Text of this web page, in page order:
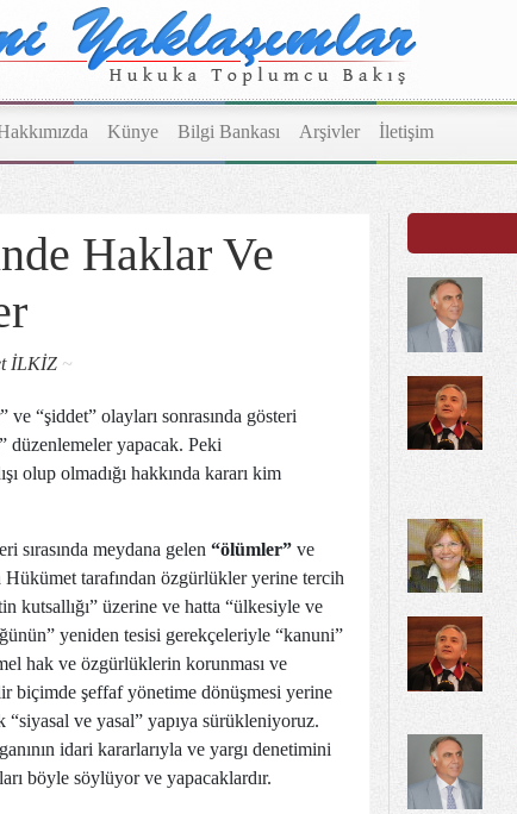
Künye Bilgi Bankası Arşivler İletişim
Haklar Ve
İLKİZ~
“şiddet” olayları sonrasında gösteri
yapacak. Peki
olup olmadığı hakkında kararı kim
sırasında meydana gelen “ölümler” ve
Hükümet tarafından özgürlükler yerine tercih
kutsallığı” üzerine ve hatta “ülkesiyle ve
yeniden tesisi gerekçeleriyle “kanuni”
hak ve özgürlüklerin korunması ve
biçimde şeffaf yönetime dönüşmesi yerine
“siyasal ve yasal” yapıya sürükleniyoruz.
idari kararlarıyla ve yargı denetimini
böyle söylüyor ve yapacaklardır.